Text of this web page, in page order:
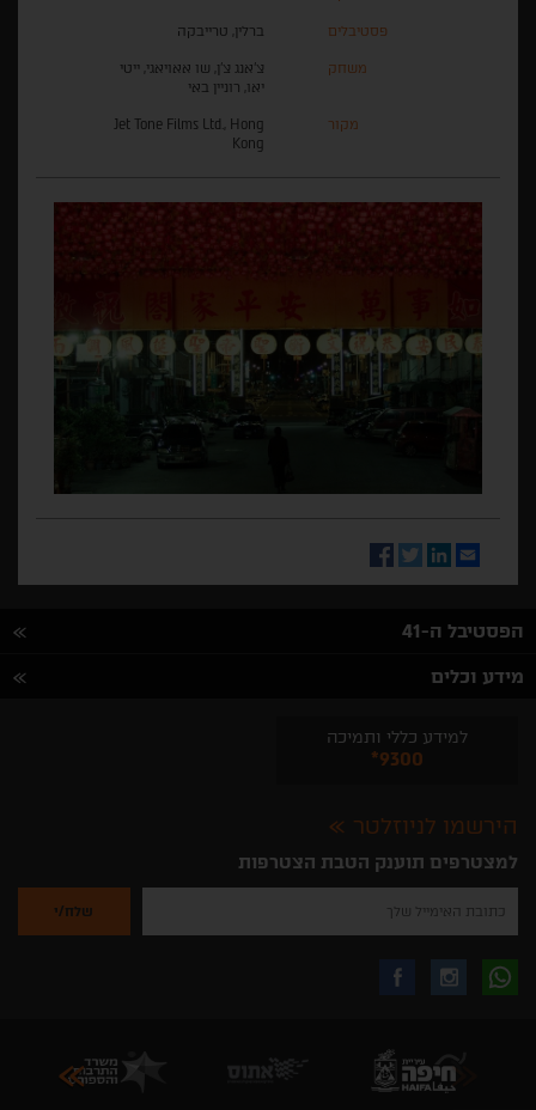
פסטיבלים ברלין, טרייבקה
משחק
צ'אנג צ'ן, שו אאויאגי, ייטי
יאו, רוניין באי
מקור
Jet Tone Films Ltd., Hong
Kong
Email
LinkedIn
Twitter
Facebook
הפסטיבל ה-41
מידע וכלים
למידע כללי ותמיכה
*9300
הירשמו לניוזלטר
למצטרפים תוענק הטבת הצטרפות
להזין
שלך
לקבלת
באינסטגרם
עקבו
בפייסבוק